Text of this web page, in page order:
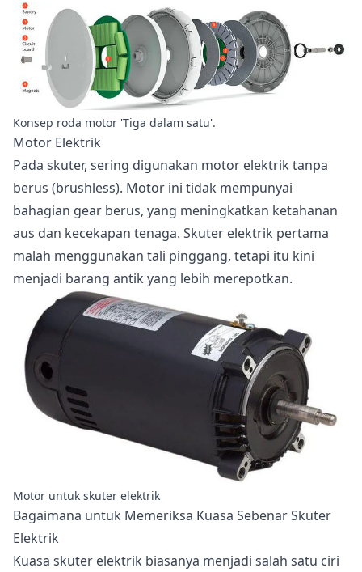
Konsep roda motor 'Tiga dalam satu'.
Motor Elektrik
Pada skuter, sering digunakan motor elektrik tanpa
berus (brushless). Motor ini tidak mempunyai
bahagian gear berus, yang meningkatkan ketahanan
aus dan kecekapan tenaga. Skuter elektrik pertama
malah menggunakan tali pinggang, tetapi itu kini
menjadi barang antik yang lebih merepotkan.
Motor untuk skuter elektrik
Bagaimana untuk Memeriksa Kuasa Sebenar Skuter
Elektrik
Kuasa skuter elektrik biasanya menjadi salah satu ciri